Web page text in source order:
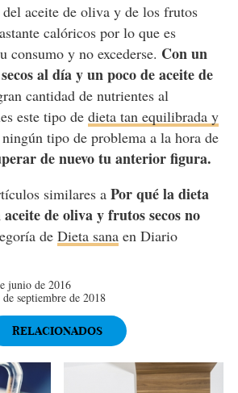
aceite de oliva y de los frutos
calóricos por lo que es
consumo y no excederse. Con un
al día y un poco de aceite de
cantidad de nutrientes al
este tipo de dieta tan equilibrada y
tipo de problema a la hora de
de nuevo tu anterior figura.
similares a Por qué la dieta
de oliva y frutos secos no
de Dieta sanaen Diario
junio de 2016
de septiembre de 2018
RELACIONADOS